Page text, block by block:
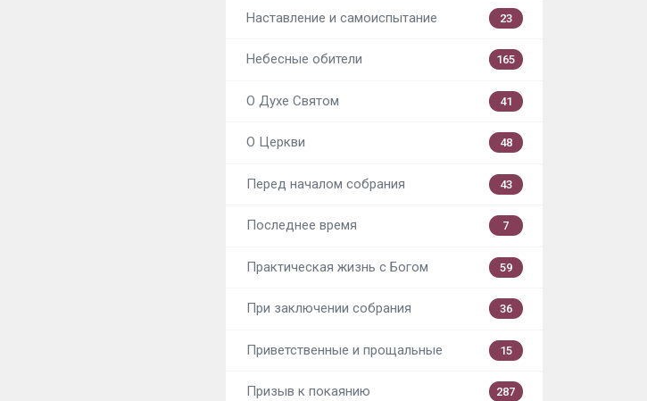
Наставление и самоиспытание 23
Небесные обители 165
О Духе Святом 41
О Церкви 48
Перед началом собрания 43
Последнее время 7
Практическая жизнь с Богом 59
При заключении собрания 36
Приветственные и прощальные 15
Призыв к покаянию 287